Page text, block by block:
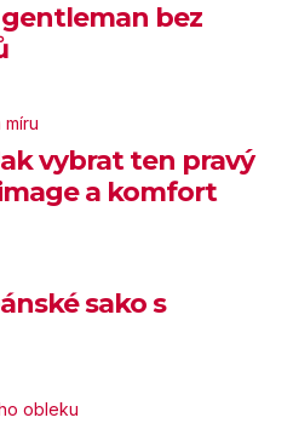
bez
vybrat ten pravý
a komfort
sako s